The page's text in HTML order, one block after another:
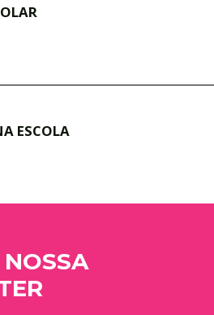
ESCOLA